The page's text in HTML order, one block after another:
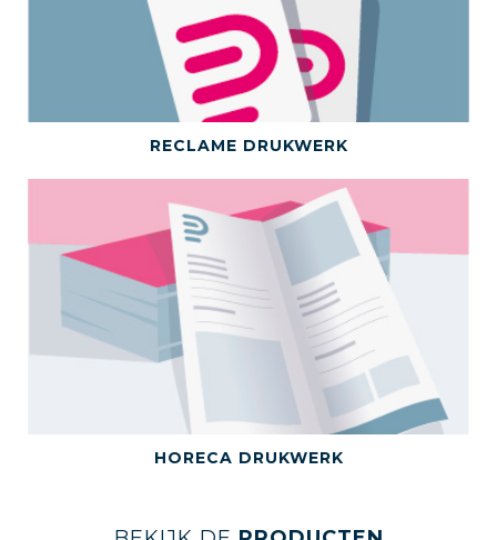
BEKIJK DEZE CATEGORIE
RECLAME DRUKWERK
BEKIJK DEZE CATEGORIE
HORECA DRUKWERK